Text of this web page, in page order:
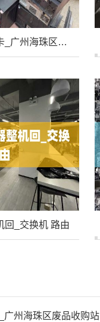
广州海珠上门回收显卡_广州海珠区二手电脑回收
回_交换机 路由
广州海珠区废品收购站